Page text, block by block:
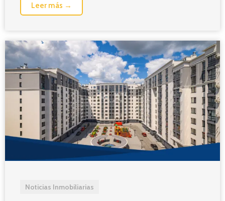
Leer más →
Noticias Inmobiliarias